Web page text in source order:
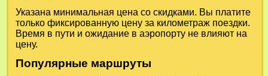
Указана минимальная цена со скидками. Вы платите
только фиксированную цену за километраж поездки.
Время в пути и ожидание в аэропорту не влияют на
цену.
Популярные маршруты